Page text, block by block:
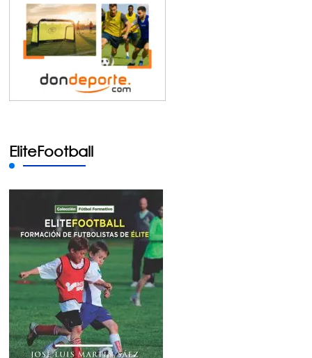
EliteFootball